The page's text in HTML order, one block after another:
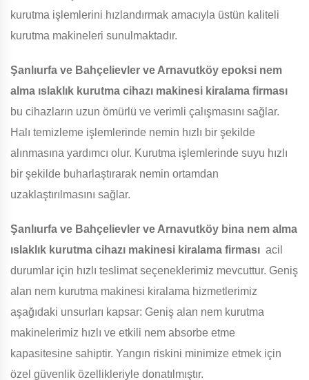
kurutma işlemlerini hızlandırmak amacıyla üstün kaliteli
kurutma makineleri sunulmaktadır.
Şanlıurfa ve Bahçelievler ve Arnavutköy epoksi nem
alma ıslaklık kurutma cihazı makinesi kiralama firması
bu cihazların uzun ömürlü ve verimli çalışmasını sağlar.
Halı temizleme işlemlerinde nemin hızlı bir şekilde
alınmasına yardımcı olur. Kurutma işlemlerinde suyu hızlı
bir şekilde buharlaştırarak nemin ortamdan
uzaklaştırılmasını sağlar.
Şanlıurfa ve Bahçelievler ve Arnavutköy bina nem alma
ıslaklık kurutma cihazı makinesi kiralama firması acil
durumlar için hızlı teslimat seçeneklerimiz mevcuttur. Geniş
alan nem kurutma makinesi kiralama hizmetlerimiz
aşağıdaki unsurları kapsar: Geniş alan nem kurutma
makinelerimiz hızlı ve etkili nem absorbe etme
kapasitesine sahiptir. Yangın riskini minimize etmek için
özel güvenlik özellikleriyle donatılmıştır.